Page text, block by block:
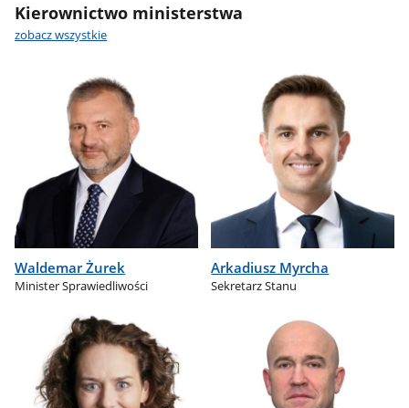
Kierownictwo ministerstwa
zobacz wszystkie
Waldemar Żurek
Minister Sprawiedliwości
Arkadiusz Myrcha
Sekretarz Stanu